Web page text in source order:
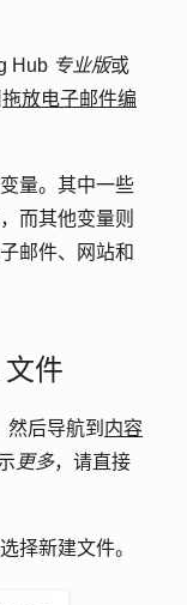
Hub 专业版或
拖放电子邮件编
量。其中一些
而其他变量则
邮件、网站和
件
然后导航到 内容
更多，请直接
择新建文件。